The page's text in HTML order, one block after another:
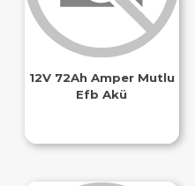
12V 72Ah Amper Mutlu
Efb Akü